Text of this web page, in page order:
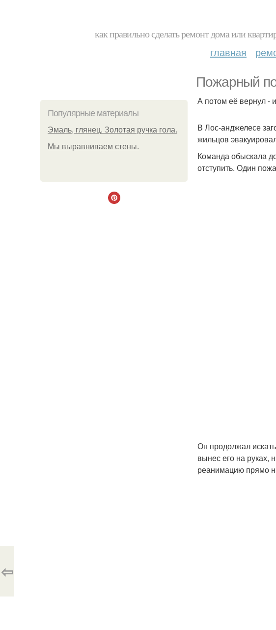
как правильно сделать ремонт дома или
главная
Пожарный
Популярные материалы
Эмаль, глянец. Золотая ручка гола.
Мы выравниваем стены.
А потом её вернул -
В Лос-анджелесе
жильцов
Команда обыскала
отступить. Один
Он продолжал
вынес его на руках,
реанимацию прямо
⇦